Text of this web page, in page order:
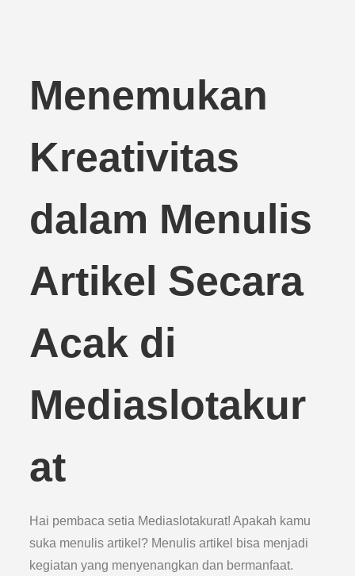
Menemukan
Kreativitas
dalam Menulis
Artikel Secara
Acak di
Mediaslotakur
at
Hai pembaca setia Mediaslotakurat! Apakah kamu
suka menulis artikel? Menulis artikel bisa menjadi
kegiatan yang menyenangkan dan bermanfaat.